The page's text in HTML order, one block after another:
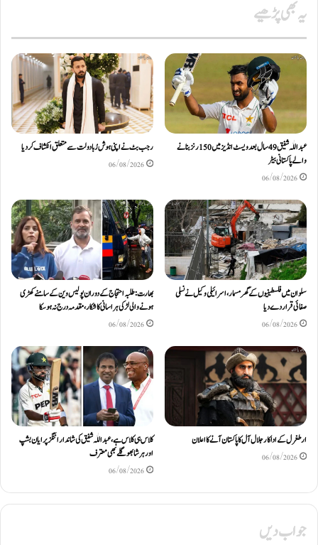
یہ بھی پڑھیے
عبداللّٰہ شفیق 49 سال بعد ویسٹ انڈیز میں 150 رنز بنانے
والے پاکستانی بیٹر
06/08/2026
رجب بٹ نے اپنی ہوش رُبا دولت سے متعلق انکشاف کردیا
06/08/2026
سلوان میں فلسطینیوں کے گھر مسمار، اسرائیلی وکیل نے نسلی
صفائی قرار دے دیا
06/08/2026
بھارت: طلبہ احتجاج کے دوران پولیس وین کے سامنے کھڑی
ہونے والی لڑکی ہراسانی کا شکار، مقدمہ درج نہ ہوسکا
06/08/2026
ارطغرل کے اداکار جلال آل کا پاکستان آنے کا اعلان
06/08/2026
کلاس ہی کلاس ہے، عبد اللّٰہ شفیق کی شاندار اننگز پر ایان بشپ
اور ہرشا بھوگلے بھی معترف
06/08/2026
جواب دیں